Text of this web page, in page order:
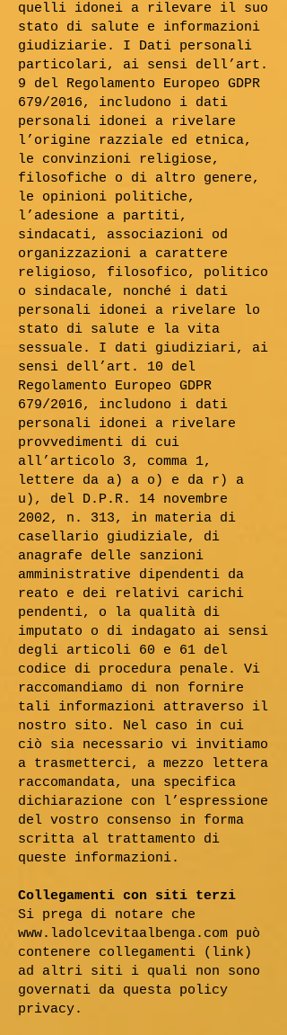
quelli idonei a rilevare il suo
stato di salute e informazioni
giudiziarie. I Dati personali
particolari, ai sensi dell’art.
9 del Regolamento Europeo GDPR
679/2016, includono i dati
personali idonei a rivelare
l’origine razziale ed etnica,
le convinzioni religiose,
filosofiche o di altro genere,
le opinioni politiche,
l’adesione a partiti,
sindacati, associazioni od
organizzazioni a carattere
religioso, filosofico, politico
o sindacale, nonché i dati
personali idonei a rivelare lo
stato di salute e la vita
sessuale. I dati giudiziari, ai
sensi dell’art. 10 del
Regolamento Europeo GDPR
679/2016, includono i dati
personali idonei a rivelare
provvedimenti di cui
all’articolo 3, comma 1,
lettere da a) a o) e da r) a
u), del D.P.R. 14 novembre
2002, n. 313, in materia di
casellario giudiziale, di
anagrafe delle sanzioni
amministrative dipendenti da
reato e dei relativi carichi
pendenti, o la qualità di
imputato o di indagato ai sensi
degli articoli 60 e 61 del
codice di procedura penale. Vi
raccomandiamo di non fornire
tali informazioni attraverso il
nostro sito. Nel caso in cui
ciò sia necessario vi invitiamo
a trasmetterci, a mezzo lettera
raccomandata, una specifica
dichiarazione con l’espressione
del vostro consenso in forma
scritta al trattamento di
queste informazioni.
Collegamenti con siti terzi
Si prega di notare che
www.ladolcevitaalbenga.com può
contenere collegamenti (link)
ad altri siti i quali non sono
governati da questa policy
privacy.